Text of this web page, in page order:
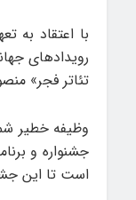
با اعتقاد به
رویدادهای
تئاتر فجر»
وظیفه خطیر
جشنواره و
است تا این